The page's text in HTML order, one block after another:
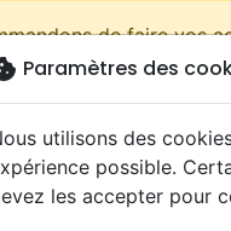
de faire vos
Paramètres des
utilisons des
possible.
les accepter pour